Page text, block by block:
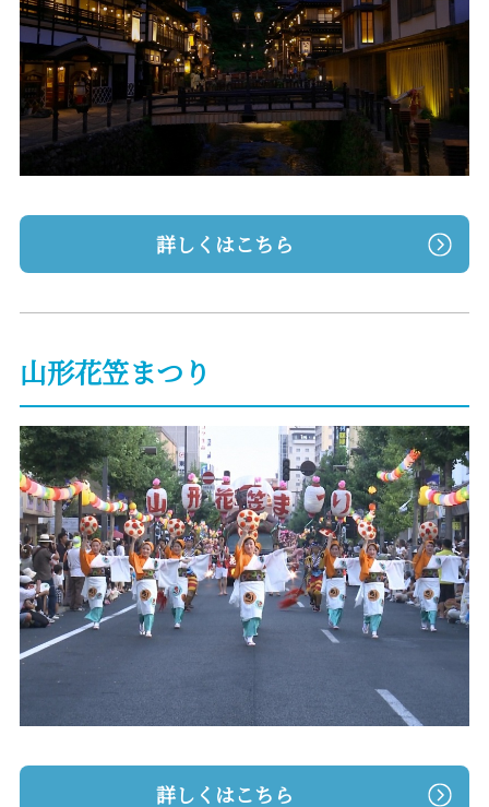
詳しくはこちら
山形花笠まつり
詳しくはこちら